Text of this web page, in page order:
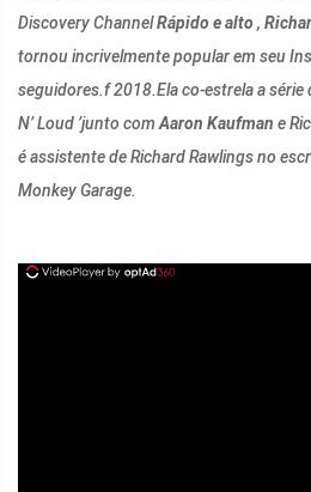
Discovery ChannelRápido e alto,
tornou incrivelmente popular em seu
seguidores.f 2018.Ela co-estrela a série
N’ Loud ’junto com Aaron Kaufman e
é assistente de Richard Rawlings no
Monkey Garage.